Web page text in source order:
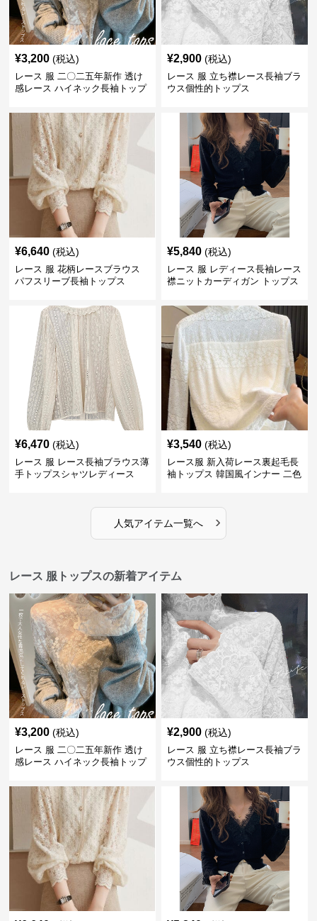
¥3,200 (税込)
レース 服 二〇二五年新作 透け
感レース ハイネック長袖トップ
¥2,900 (税込)
レース 服 立ち襟レース長袖ブラ
ウス個性的トップス
¥6,640 (税込)
レース 服 花柄レースブラウス
パフスリーブ長袖トップス
¥5,840 (税込)
レース 服 レディース長袖レース
襟ニットカーディガン トップス
¥6,470 (税込)
レース 服 レース長袖ブラウス薄
手トップスシャツレディース
¥3,540 (税込)
レース服 新入荷レース裏起毛長
袖トップス 韓国風インナー 二色
人気アイテム一覧へ ›
レース 服トップスの新着アイテム
¥3,200 (税込)
レース 服 二〇二五年新作 透け
感レース ハイネック長袖トップ
¥2,900 (税込)
レース 服 立ち襟レース長袖ブラ
ウス個性的トップス